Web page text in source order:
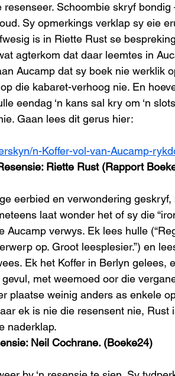
Schoombie skryf bondig
Sy opmerkings verklap sy eie
is in Riette Rust se
agterkom dat daar leemtes in
Aucamp dat sy boek nie werklik
die kabaret-verhoog nie. En
eendag ‘n kans sal kry om ‘n
Gaan lees dit gerus hier:
n-Koffer-vol-van-Aucamp-
Riette Rust (Rapport
eerbied en verwondering
laat wonder het of sy die
Aucamp verwys. Ek lees hulle
op. Groot leesplesier.”) en
Ek het Koffer in Berlyn gelees,
met weemoed oor die
plaatse weinig anders as enkele
ek is nie die resensent nie, Rust
naderklap.
Neil Cochrane. (Boeke24)